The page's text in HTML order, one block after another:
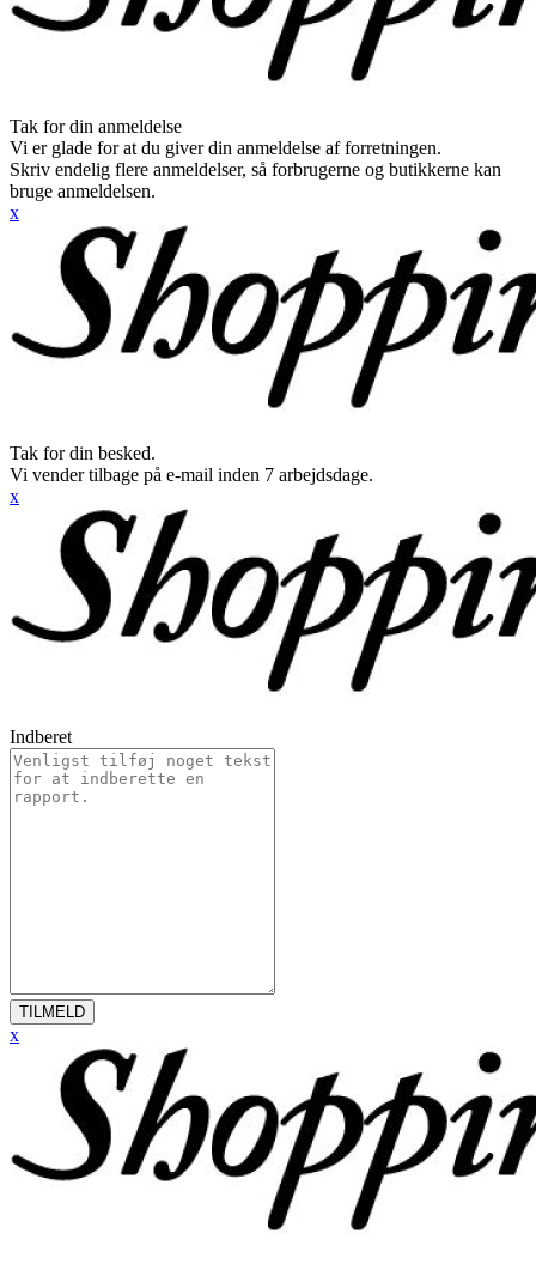
Tak for din anmeldelse
Vi er glade for at du giver din anmeldelse af forretningen.
Skriv endelig flere anmeldelser, så forbrugerne og butikkerne kan
bruge anmeldelsen.
x
Tak for din besked.
Vi vender tilbage på e-mail inden 7 arbejdsdage.
x
Indberet
TILMELD
x